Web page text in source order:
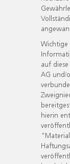
Wichtige
auf
AG und/
hierin